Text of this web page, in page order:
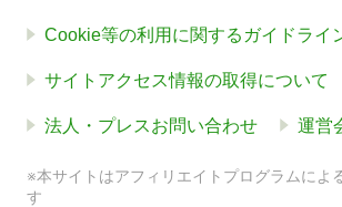
Cookie等の利用に関するガイドライ
サイトアクセス情報の取得について
法人・プレスお問い合わせ 運営
※本サイトはアフィリエイトプログラムによ
す